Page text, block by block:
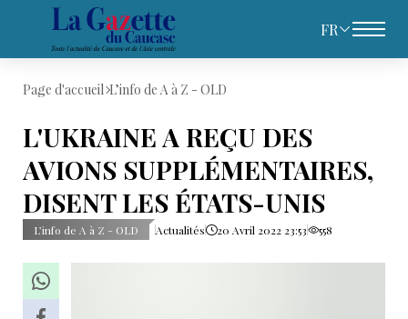
FR
Page d'accueil L’info de A à Z - OLD
L'UKRAINE A REÇU DES
AVIONS SUPPLÉMENTAIRES,
DISENT LES ÉTATS-UNIS
L’info de A à Z - OLD Actualités 20 Avril 2022 23:53 558